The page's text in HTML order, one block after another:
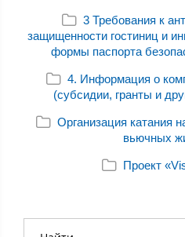
3 Требования к
защищенности гостиниц и
формы паспорта
4. Информация о
(субсидии, гранты и
Организация катания
вьючных
Проект